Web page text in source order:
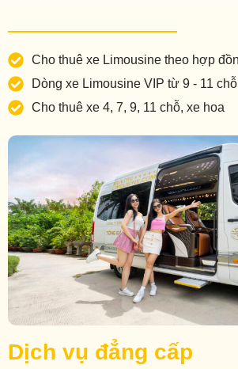
Cho thuê xe Limousine theo hợp
Dòng xe Limousine VIP từ 9 - 11
Cho thuê xe 4, 7, 9, 11 chỗ, xe hoa
Dịch vụ đẳng cấp